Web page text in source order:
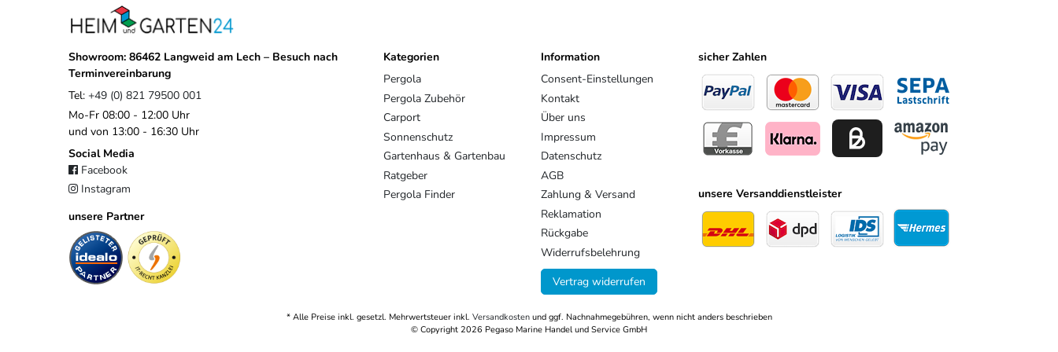
WLAN
868,35 MHz
Empfangsbandbreite (RF):
Schutzart:
Showroom: 86462 Langweid am Lech – Besuch nach
Terminvereinbarung
Tel: +49 (0) 821 79500 001
Mo-Fr 08:00 - 12:00 Uhr
und von 13:00 - 16:30 Uhr
Social Media
Facebook
Instagram
unsere Partner
Kategorien
Pergola
Pergola Zubehör
Carport
Sonnenschutz
Gartenhaus & Gartenbau
Ratgeber
Pergola Finder
Information
Consent-Einstellungen
Kontakt
Über uns
Impressum
Datenschutz
AGB
Zahlung & Versand
Reklamation
Rückgabe
Widerrufsbelehrung
Vertrag widerrufen
sicher Zahlen
unsere Versanddienstleister
* Alle Preise inkl. gesetzl. Mehrwertsteuer inkl. Versandkostenund ggf. Nachnahmegebühren, wenn nicht anders beschrieben
© Copyright 2026 Pegaso Marine Handel und Service GmbH